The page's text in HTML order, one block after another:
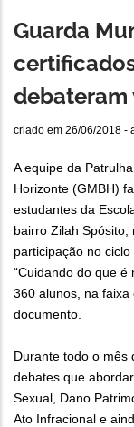
Guarda
criado em 26/06/2018 -
A equipe da
Horizonte (GMBH)
estudantes da
bairro Zilah
participação no
“Cuidando do que é
360 alunos, na
documento.
Durante todo o mês
debates que
Sexual, Dano
Ato Infracional e